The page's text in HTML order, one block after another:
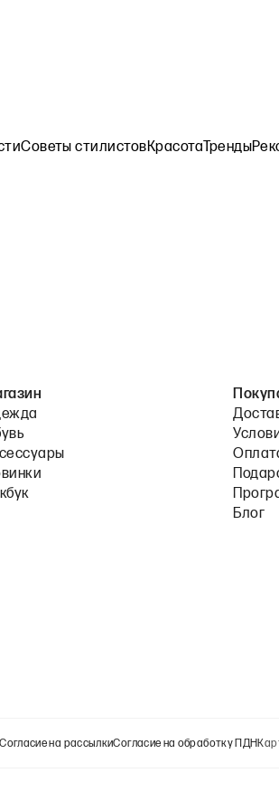
Советы стилистовКрасота Тренды
Блог
Согласие на рассылкиСогласие на обработку ПДН